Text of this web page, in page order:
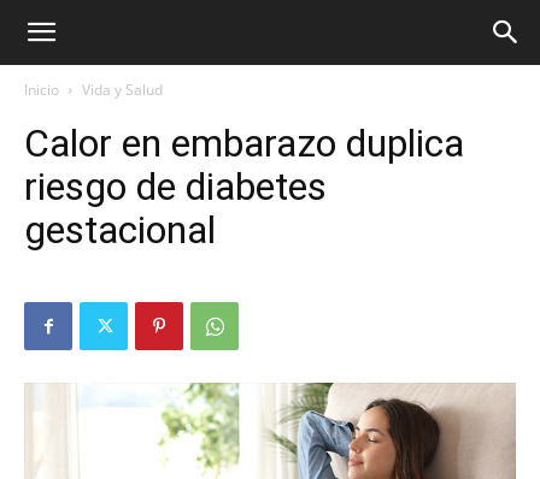
Inicio Vida y Salud
Calor en embarazo duplica
riesgo de diabetes
gestacional